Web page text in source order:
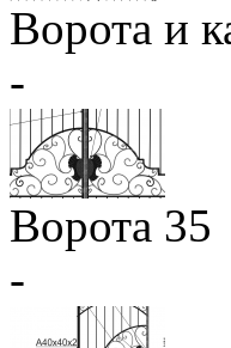
Ворота и
-
Ворота 35
-